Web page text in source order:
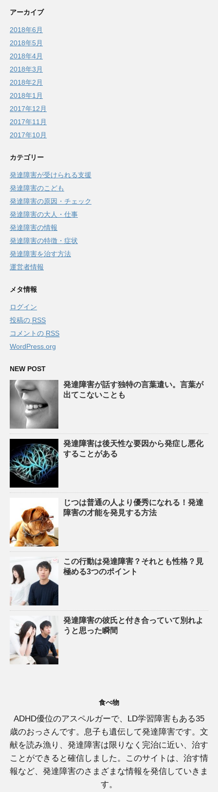
アーカイブ
2018年6月
2018年5月
2018年4月
2018年3月
2018年2月
2018年1月
2017年12月
2017年11月
2017年10月
カテゴリー
発達障害が受けられる支援
発達障害のこども
発達障害の原因・チェック
発達障害の大人・仕事
発達障害の情報
発達障害の特徴・症状
発達障害を治す方法
運営者情報
メタ情報
ログイン
投稿の RSS
コメントの RSS
WordPress.org
NEW POST
発達障害が話す独特の言葉遣い。言葉が
出てこないことも
発達障害は後天性な要因から発症し悪化
することがある
じつは普通の人より優秀になれる！発達
障害の才能を発見する方法
この行動は発達障害？それとも性格？見
極める3つのポイント
発達障害の彼氏と付き合っていて別れよ
うと思った瞬間
食べ物
ADHD優位のアスペルガーで、LD学習障害もある35
歳のおっさんです。息子も遺伝して発達障害です。文
献を読み漁り、発達障害は限りなく完治に近い、治す
ことができると確信しました。このサイトは、治す情
報など、発達障害のさまざまな情報を発信していきま
す。